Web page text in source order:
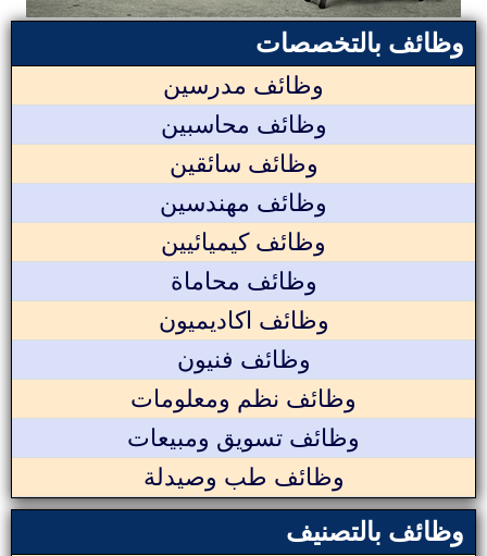
وظائف بالتخصصات
وظائف مدرسين
وظائف محاسبين
وظائف سائقين
وظائف مهندسين
وظائف كيميائيين
وظائف محاماة
وظائف اكاديميون
وظائف فنيون
وظائف نظم ومعلومات
وظائف تسويق ومبيعات
وظائف طب وصيدلة
وظائف بالتصنيف